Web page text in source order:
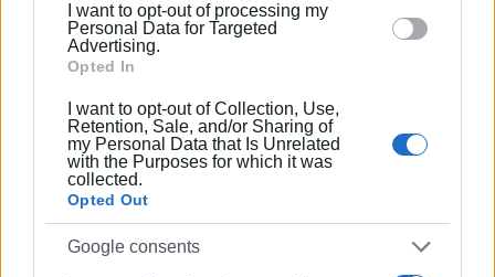
section.
I want to opt-out of processing my
Personal Data for Targeted
Advertising.
Opted In
I want to opt-out of Collection, Use,
Retention, Sale, and/or Sharing of
my Personal Data that Is Unrelated
with the Purposes for which it was
collected.
Opted Out
Google consents
Συνδρομητές στο e-paper